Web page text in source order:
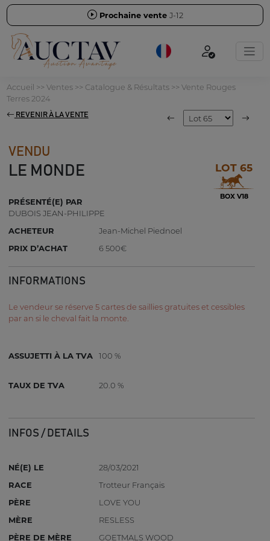
Prochaine vente J-12
Accueil >> Ventes>> Catalogue & Résultats>> Vente Rouges
Terres 2024
REVENIR À LA VENTE
VENDU
LE MONDE LOT 65
BOX V18
PRÉSENTÉ(E) PAR
DUBOIS JEAN-PHILIPPE
ACHETEUR
Jean-Michel Piednoel
PRIX D’ACHAT
6 500€
INFORMATIONS
Le vendeur se réserve 5 cartes de saillies gratuites et cessibles
par an si le cheval fait la monte.
ASSUJETTI À LA TVA 100 %
TAUX DE TVA 20.0 %
INFOS / DETAILS
NÉ(E) LE
28/03/2021
RACE
Trotteur Français
PÈRE
LOVE YOU
MÈRE
RESLESS
PÈRE DE MÈRE
GOETMALS WOOD